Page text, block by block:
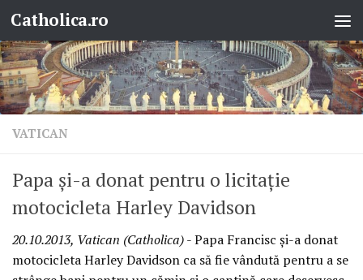
Skip to content
Catholica.ro
VATICAN
Papa şi-a donat pentru o licitaţie
motocicleta Harley Davidson
20.10.2013, Vatican (Catholica)- Papa Francisc şi-a donat
motocicleta Harley Davidson ca să fie vândută pentru a se